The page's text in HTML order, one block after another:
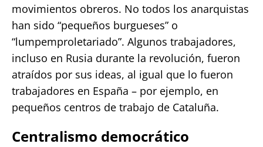
movimientos obreros. No todos los anarquistas
han sido “pequeños burgueses” o
“lumpemproletariado”. Algunos trabajadores,
incluso en Rusia durante la revolución, fueron
atraídos por sus ideas, al igual que lo fueron
trabajadores en España – por ejemplo, en
pequeños centros de trabajo de Cataluña.
Centralismo democrático